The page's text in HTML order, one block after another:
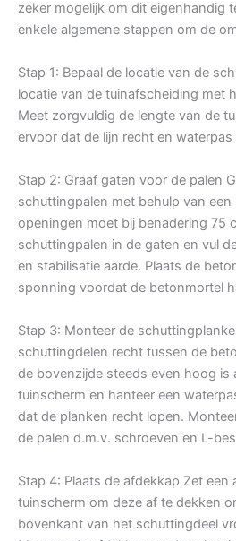
zeker mogelijk om dit eigenhandig
enkele algemene stappen om de
Stap 1: Bepaal de locatie van de
locatie van de tuinafscheiding met
Meet zorgvuldig de lengte van de
ervoor dat de lijn recht en waterpas
Stap 2: Graaf gaten voor de palen
schuttingpalen met behulp van
openingen moet bij benadering 75
schuttingpalen in de gaten en vul
en stabilisatie aarde. Plaats de
sponning voordat de betonmortel
Stap 3: Monteer de
schuttingdelen recht tussen de
de bovenzijde steeds even hoog is
tuinscherm en hanteer een
dat de planken recht lopen.
de palen d.m.v. schroeven en L-
Stap 4: Plaats de afdekkap Zet
tuinscherm om deze af te dekken
bovenkant van het schuttingdeel